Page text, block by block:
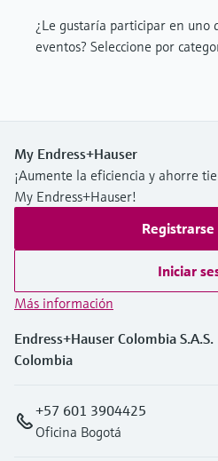
¿Le gustaría participar en uno
eventos? Seleccione por
My Endress+Hauser
¡Aumente la eficiencia y ahorre
My Endress+Hauser!
Iniciar
Más información
Endress+Hauser Colombia S.A.S.
Colombia
+57 601 3904425
Oficina Bogotá